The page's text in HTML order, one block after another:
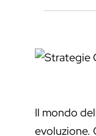
Il mondo
evoluzione.